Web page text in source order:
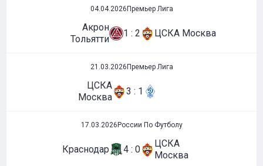
04.04.2026 Премьер Лига
Акрон
Тольятти
1 : 2 ЦСКА Москва
21.03.2026 Премьер Лига
ЦСКА
Москва
3 : 1
17.03.2026 России По Футболу
Краснодар 4 : 0
ЦСКА
Москва